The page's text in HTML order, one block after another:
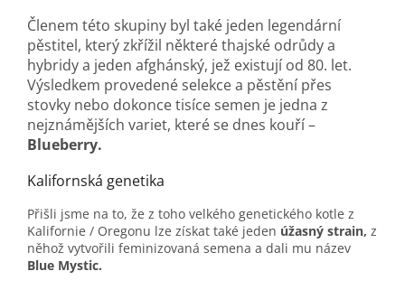
Členem této skupiny byl také jeden legendární
pěstitel, který zkřížil některé thajské odrůdy a
hybridy a jeden afghánský, jež existují od 80. let.
Výsledkem provedené selekce a pěstění přes
stovky nebo dokonce tisíce semen je jedna z
nejznámějších variet, které se dnes kouří –
Blueberry.
Kalifornská genetika
Přišli jsme na to, že z toho velkého genetického kotle z
Kalifornie / Oregonu lze získat také jeden úžasný strain, z
něhož vytvořili feminizovaná semena a dali mu název
Blue Mystic.